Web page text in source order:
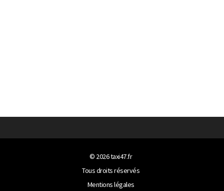
© 2026taxi47.fr
Tous droits réservés
Mentions légales